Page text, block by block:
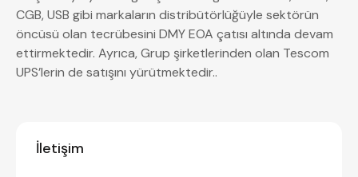
CGB, USB gibi markaların distribütörlüğüyle sektörün
öncüsü olan tecrübesini DMY EOA çatısı altında devam
ettirmektedir. Ayrıca, Grup şirketlerinden olan Tescom
UPS’lerin de satışını yürütmektedir..
İletişim